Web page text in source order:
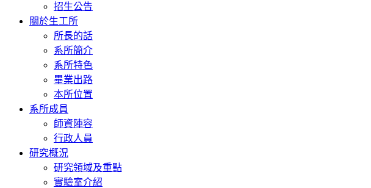
招生公告
關於生工所
所長的話
系所簡介
系所特色
畢業出路
本所位置
系所成員
師資陣容
行政人員
研究概況
研究領域及重點
實驗室介紹